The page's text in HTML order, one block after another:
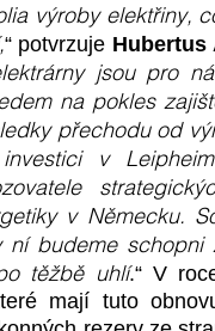
výroby elektřiny,
“ potvrzuje Hubertus
jsou pro
na pokles
přechodu od
v
v Německu.
budeme schopni
těžbě uhlí.“ V
mají tuto